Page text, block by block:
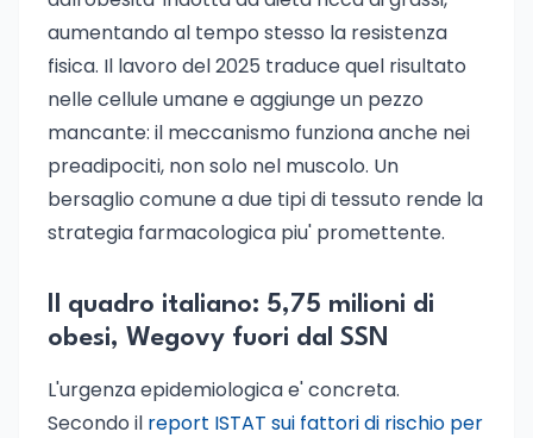
aumentando al tempo stesso la resistenza
fisica. Il lavoro del 2025 traduce quel risultato
nelle cellule umane e aggiunge un pezzo
mancante: il meccanismo funziona anche nei
preadipociti, non solo nel muscolo. Un
bersaglio comune a due tipi di tessuto rende la
strategia farmacologica piu' promettente.
Il quadro italiano: 5,75 milioni di
obesi, Wegovy fuori dal SSN
L'urgenza epidemiologica e' concreta.
Secondo il report ISTAT sui fattori di rischio per